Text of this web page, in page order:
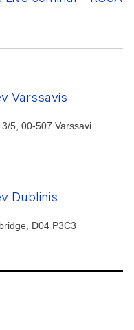
Varssavis
5, 00-507 Varssavi
Dublinis
D04 P3C3